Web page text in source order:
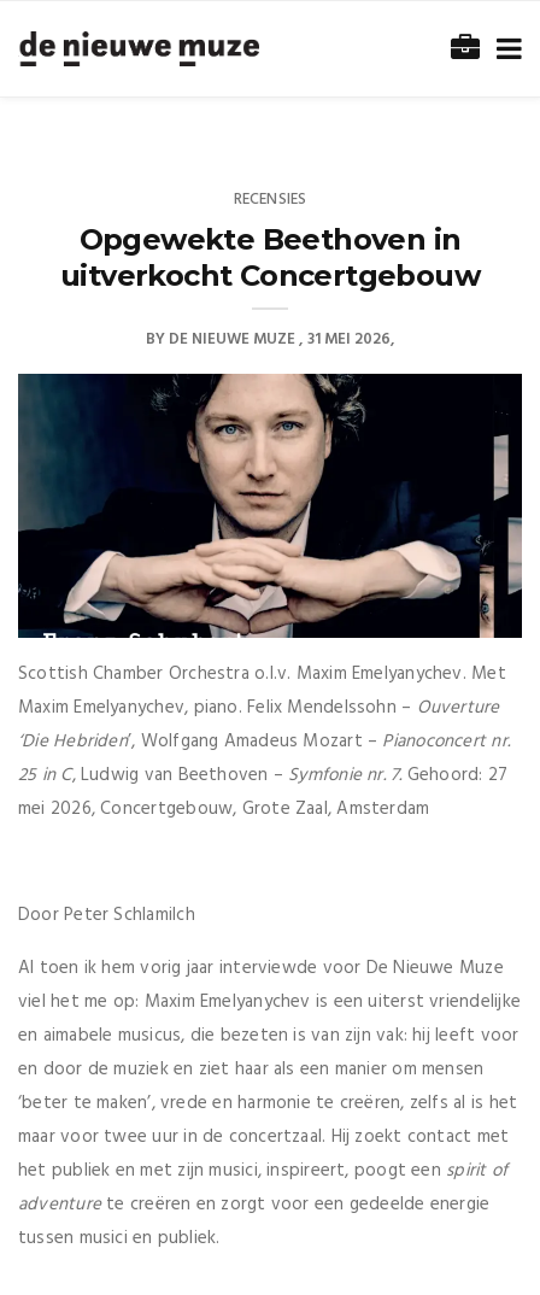
RECENSIES
Opgewekte Beethoven in
uitverkocht Concertgebouw
BYDE NIEUWE MUZE 31 MEI 2026
Scottish Chamber Orchestra o.l.v. Maxim Emelyanychev. Met
Maxim Emelyanychev, piano. Felix Mendelssohn – Ouverture
‘Die Hebriden’, Wolfgang Amadeus Mozart – Pianoconcert nr.
25 in C, Ludwig van Beethoven – Symfonie nr. 7. Gehoord: 27
mei 2026, Concertgebouw, Grote Zaal, Amsterdam
Door Peter Schlamilch
Al toen ik hem vorig jaar interviewde voor De Nieuwe Muze
viel het me op: Maxim Emelyanychev is een uiterst vriendelijke
en aimabele musicus, die bezeten is van zijn vak: hij leeft voor
en door de muziek en ziet haar als een manier om mensen
‘beter te maken’, vrede en harmonie te creëren, zelfs al is het
maar voor twee uur in de concertzaal. Hij zoekt contact met
het publiek en met zijn musici, inspireert, poogt een spirit of
adventurete creëren en zorgt voor een gedeelde energie
tussen musici en publiek.